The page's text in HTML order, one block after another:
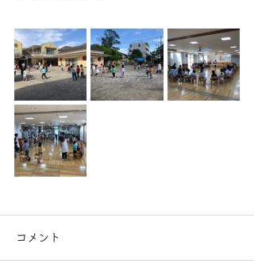
コメント